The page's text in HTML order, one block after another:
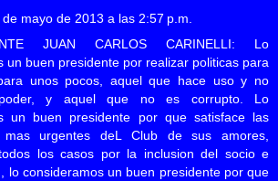
de mayo de 2013 a las 2:57 p.m.
JUAN CARLOS CARINELLI: Lo
un buen presidente por realizar politicas para
unos pocos, aquel que hace uso y no
y aquel que no es corrupto. Lo
un buen presidente por que satisface las
mas urgentes deL Club de sus amores,
los casos por la inclusion del socio e
lo consideramos un buen presidente por que